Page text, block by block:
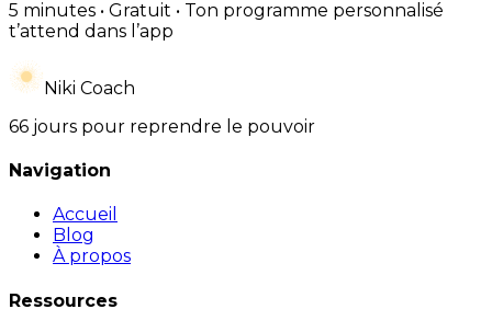
5 minutes • Gratuit • Ton programme personnalisé
t’attend dans l’app
Niki Coach
66 jours pour reprendre le pouvoir
Navigation
Accueil
Blog
À propos
Ressources